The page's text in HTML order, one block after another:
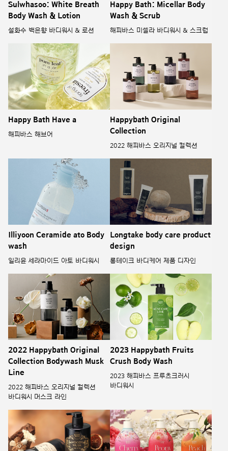
Sulwhasoo: White Breath
Body Wash & Lotion
설화수 백은향 바디워시 & 로션
Happy Bath: Micellar Body
Wash & Scrub
해피바스 미셀라 바디워시 & 스크럽
Happy Bath Have a
해피바스 해브어
Happybath Original
Collection
2022 해피바스 오리지널 컬렉션
Illiyoon Ceramide ato Body
wash
일리윤 세라마이드 아토 바디워시
Longtake body care product
design
롱테이크 바디케어 제품 디자인
2022 Happybath Original
Collection Bodywash Musk
Line
2022 해피바스 오리지널 컬렉션
바디워시 머스크 라인
2023 Happybath Fruits
Crush Body Wash
2023 해피바스 프루츠크러시
바디워시